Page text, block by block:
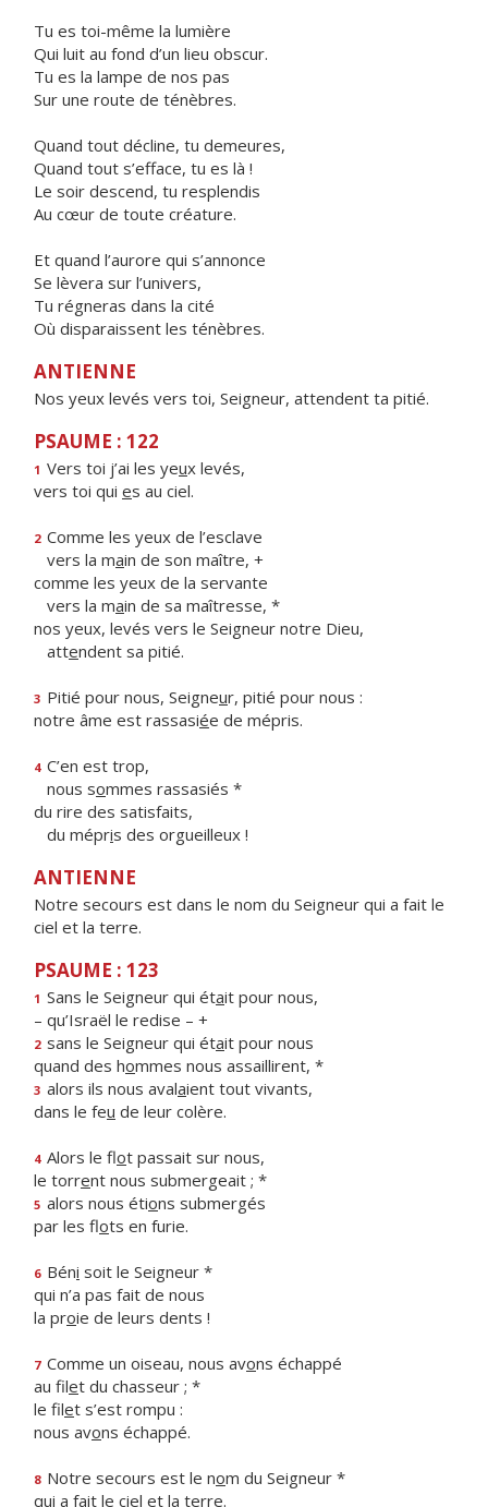
Tu es toi-même la lumière
Qui luit au fond d’un lieu obscur.
Tu es la lampe de nos pas
Sur une route de ténèbres.
Quand tout décline, tu demeures,
Quand tout s’efface, tu es là !
Le soir descend, tu resplendis
Au cœur de toute créature.
Et quand l’aurore qui s’annonce
Se lèvera sur l’univers,
Tu régneras dans la cité
Où disparaissent les ténèbres.
ANTIENNE
Nos yeux levés vers toi, Seigneur, attendent ta pitié.
PSAUME : 122
1 Vers toi j’ai les yeux levés,
vers toi qui es au ciel.
2 Comme les yeux de l’esclave
vers la main de son maître, +
comme les yeux de la servante
vers la main de sa maîtresse, *
nos yeux, levés vers le Seigneur notre Dieu,
attendent sa pitié.
3 Pitié pour nous, Seigneur, pitié pour nous :
notre âme est rassasiée de mépris.
4 C’en est trop,
nous sommes rassasiés *
du rire des satisfaits,
du mépris des orgueilleux !
ANTIENNE
Notre secours est dans le nom du Seigneur qui a fait le
ciel et la terre.
PSAUME : 123
1 Sans le Seigneur qui était pour nous,
– qu’Israël le redise – +
2 sans le Seigneur qui était pour nous
quand des hommes nous assaillirent, *
3 alors ils nous avalaient tout vivants,
dans le feu de leur colère.
4 Alors le flot passait sur nous,
le torrent nous submergeait ; *
5 alors nous étions submergés
par les flots en furie.
6 Béni soit le Seigneur *
qui n’a pas fait de nous
la proie de leurs dents !
7 Comme un oiseau, nous avons échappé
au filet du chasseur ; *
le filet s’est rompu :
nous avons échappé.
8 Notre secours est le nom du Seigneur *
qui a fait le ciel et la terre.